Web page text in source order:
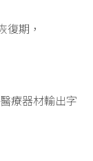
期，
療器材輸出字